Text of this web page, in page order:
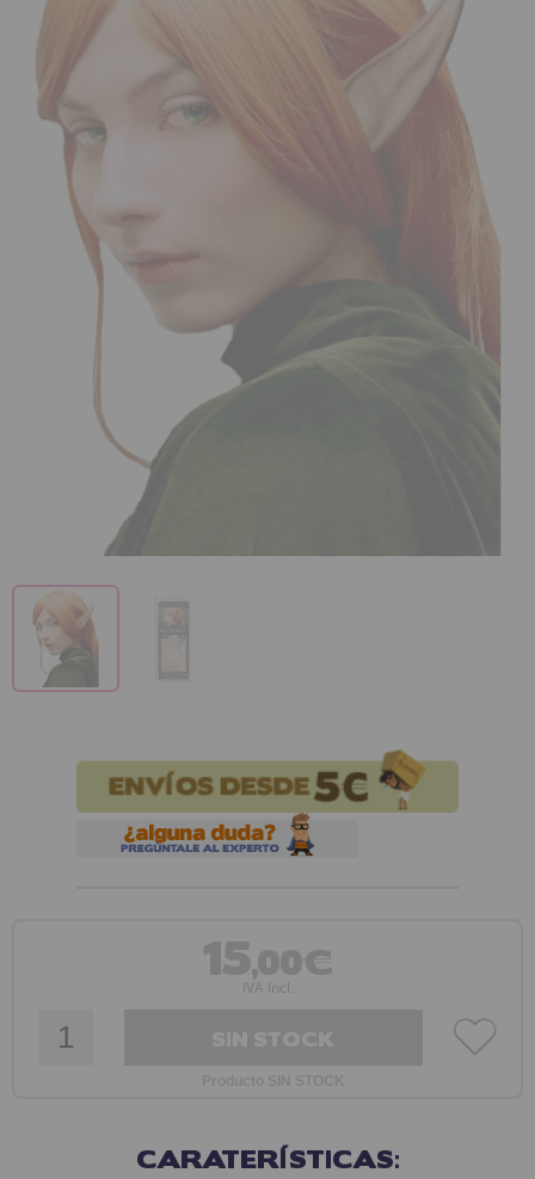
¡Adelante! Te estabamos esperando.
15,00€
IVA Incl.
CARATERÍSTICAS: